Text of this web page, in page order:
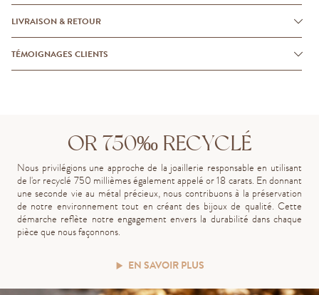
LIVRAISON & RETOUR
TÉMOIGNAGES CLIENTS
OR 750‰ RECYCLÉ
Nous privilégions une approche de la joaillerie responsable en utilisant
de l'or recyclé 750 millièmes également appelé or 18 carats. En donnant
une seconde vie au métal précieux, nous contribuons à la préservation
de notre environnement tout en créant des bijoux de qualité. Cette
démarche reflète notre engagement envers la durabilité dans chaque
pièce que nous façonnons.
EN SAVOIR PLUS